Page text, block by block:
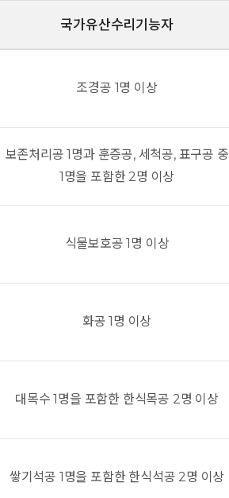
국가유산수리기능자
조경공 1명 이상
보존처리공 1명과 훈증공, 세척공, 표구공 중
1명을 포함한 2명 이상
식물보호공 1명 이상
화공 1명 이상
대목수 1명을 포함한 한식목공 2명 이상
쌓기석공 1명을 포함한 한식석공 2명 이상